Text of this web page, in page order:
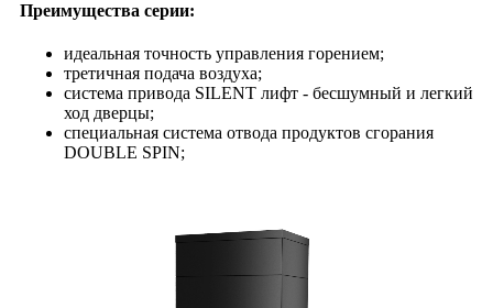
Преимущества серии:
идеальная точность управления горением;
третичная подача воздуха;
система привода SILENT лифт - бесшумный и легкий
ход дверцы;
специальная система отвода продуктов сгорания
DOUBLE SPIN;